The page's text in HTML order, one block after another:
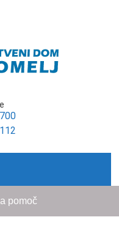
pomoč